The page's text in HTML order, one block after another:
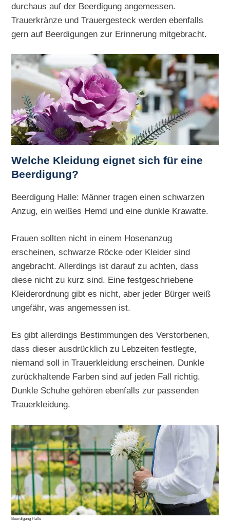
durchaus auf der Beerdigung angemessen.
Trauerkränze und Trauergesteck werden ebenfalls
gern auf Beerdigungen zur Erinnerung mitgebracht.
Welche Kleidung eignet sich für eine
Beerdigung?
Beerdigung Halle: Männer tragen einen schwarzen
Anzug, ein weißes Hemd und eine dunkle Krawatte.
Frauen sollten nicht in einem Hosenanzug
erscheinen, schwarze Röcke oder Kleider sind
angebracht. Allerdings ist darauf zu achten, dass
diese nicht zu kurz sind. Eine festgeschriebene
Kleiderordnung gibt es nicht, aber jeder Bürger weiß
ungefähr, was angemessen ist.
Es gibt allerdings Bestimmungen des Verstorbenen,
dass dieser ausdrücklich zu Lebzeiten festlegte,
niemand soll in Trauerkleidung erscheinen. Dunkle
zurückhaltende Farben sind auf jeden Fall richtig.
Dunkle Schuhe gehören ebenfalls zur passenden
Trauerkleidung.
Beerdigung Halle